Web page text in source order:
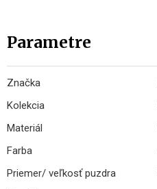
Parametre
Značka
Kolekcia
Materiál
Farba
Priemer/ veľkosť puzdra